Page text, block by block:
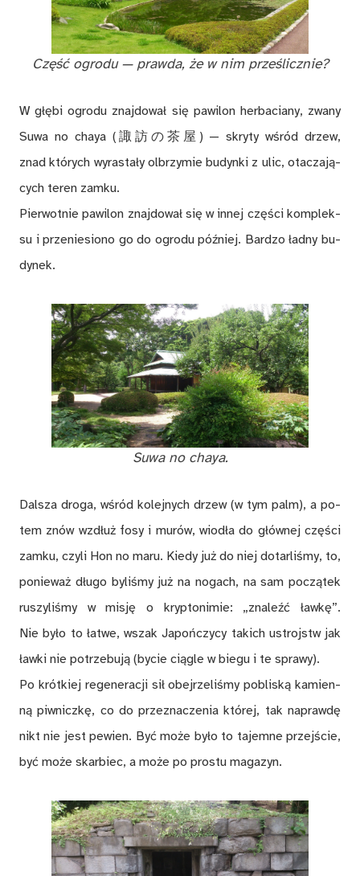
Część ogro­du — praw­da, że w nim prze­ślicz­nie?
W głę­bi ogro­du znaj­do­wał się pa­wi­lon her­ba­cia­ny, zwa­ny
Suwa no chaya (諏訪の茶屋) — skry­ty wśród drzew,
znad któ­rych wy­ra­sta­ły ol­brzy­mie bu­dyn­ki z ulic, ota­cza­ją­
cych te­ren zam­ku.
Pier­wot­nie pa­wi­lon znaj­do­wał się w in­nej czę­ści kom­plek­
su i prze­nie­sio­no go do ogro­du póź­niej. Bar­dzo ład­ny bu­
dy­nek.
Suwa no chaya.
Dal­sza dro­ga, wśród ko­lej­nych drzew (w tym palm), a po­
tem znów wzdłuż fosy i mu­rów, wio­dła do głów­nej czę­ści
zam­ku, czy­li Hon no maru. Kie­dy już do niej do­tar­liś­my, to,
po­nie­waż dłu­go by­li­śmy już na no­gach, na sam po­czą­tek
ru­szy­li­śmy w mi­sję o kryp­to­ni­mie: „zna­leźć ław­kę”.
Nie by­ło to ła­twe, wszak Ja­poń­czy­cy ta­kich ustrojstw jak
ław­ki nie po­trze­bu­ją (by­cie cią­gle w bie­gu i te spra­wy).
Po krót­kiej re­ge­ne­ra­cji sił obej­rze­li­śmy po­bli­ską ka­mien­
ną piw­nicz­kę, co do prze­zna­cze­nia któ­rej, tak na­praw­dę
nikt nie jest pe­wien. Być mo­że by­ło to ta­jem­ne przej­ście,
być mo­że skar­biec, a mo­że po pro­stu ma­ga­zyn.